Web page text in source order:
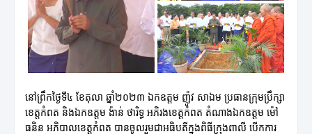
នៅព្រឹកថ្ងៃទី៤ ខែតុលា ឆ្នាំ២០២៣ ឯកឧត្តម ញ៉ូវ សាឯម ប្រធានក្រុមប្រឹក្សា
ខេត្តកំពត និងឯកឧត្តម ង៉ាន់ ថារិទ្ធ អភិរងខេត្តកំពត តំណាងឯកឧត្តម ម៉ៅ
ធនិន អភិបាលខេត្តកំពត បានចូលរួមជាអធិបតីក្នុងពិធីក្រុងពាលី បើកការ